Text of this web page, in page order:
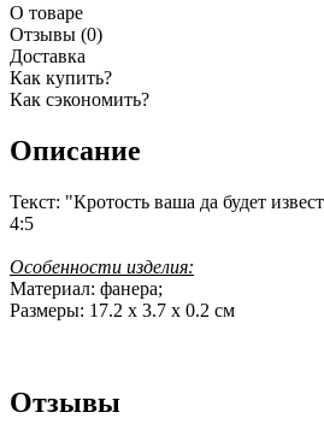
О товаре
Отзывы (0)
Доставка
Как купить?
Как сэкономить?
Описание
Текст: "Кротость ваша да будет
4:5
Особенности изделия:
Материал: фанера;
Размеры: 17.2 х 3.7 х 0.2 см
Отзывы